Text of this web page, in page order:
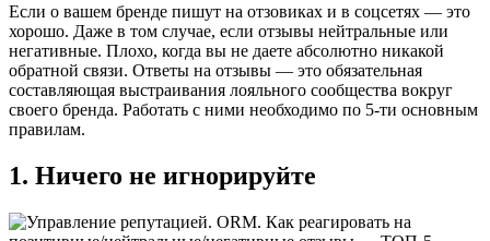
Если о вашем бренде пишут на отзовиках и в соцсетях — это
хорошо. Даже в том случае, если отзывы нейтральные или
негативные. Плохо, когда вы не даете абсолютно никакой
обратной связи. Ответы на отзывы — это обязательная
составляющая выстраивания лояльного сообщества вокруг
своего бренда. Работать с ними необходимо по 5-ти основным
правилам.
1. Ничего не игнорируйте